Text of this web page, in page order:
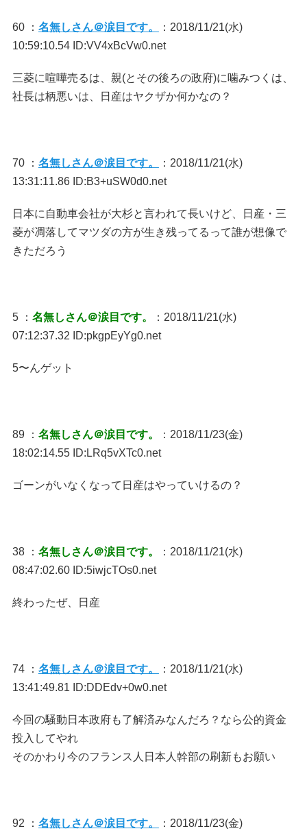
60 ： 名無しさん＠涙目です。
：2018/11/21(水)
10:59:10.54 ID:VV4xBcVw0.net
三菱に喧嘩売るは、親(とその後ろの政府)に噛みつくは、
社長は柄悪いは、日産はヤクザか何かなの？
70 ： 名無しさん＠涙目です。
：2018/11/21(水)
13:31:11.86 ID:B3+uSW0d0.net
日本に自動車会社が大杉と言われて長いけど、日産・三
菱が凋落してマツダの方が生き残ってるって誰が想像で
きただろう
5 ： 名無しさん＠涙目です。
：2018/11/21(水)
07:12:37.32 ID:pkgpEyYg0.net
5〜んゲット
89 ： 名無しさん＠涙目です。
：2018/11/23(金)
18:02:14.55 ID:LRq5vXTc0.net
ゴーンがいなくなって日産はやっていけるの？
38 ： 名無しさん＠涙目です。
：2018/11/21(水)
08:47:02.60 ID:5iwjcTOs0.net
終わったぜ、日産
74 ： 名無しさん＠涙目です。
：2018/11/21(水)
13:41:49.81 ID:DDEdv+0w0.net
今回の騒動日本政府も了解済みなんだろ？なら公的資金
投入してやれ
そのかわり今のフランス人日本人幹部の刷新もお願い
92 ： 名無しさん＠涙目です。 ：2018/11/23(金)